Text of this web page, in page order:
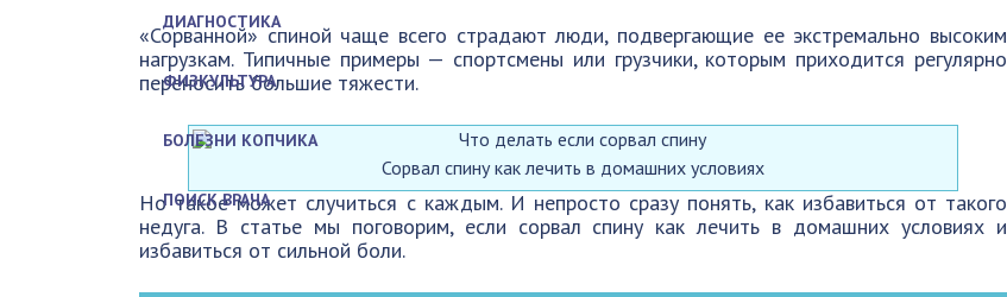
ДИАГНОСТИКА
ФИЗКУЛЬТУРА
БОЛЕЗНИ КОПЧИКА
ПОИСК ВРАЧА
«Сорванной» спиной чаще всего страдают люди, подвергающие ее экстремально высоким
нагрузкам. Типичные примеры — спортсмены или грузчики, которым приходится регулярно
переносить большие тяжести.
Сорвал спину как лечить в домашних условиях
Но такое может случиться с каждым. И непросто сразу понять, как избавиться от такого
недуга. В статье мы поговорим, если сорвал спину как лечить в домашних условиях и
избавиться от сильной боли.